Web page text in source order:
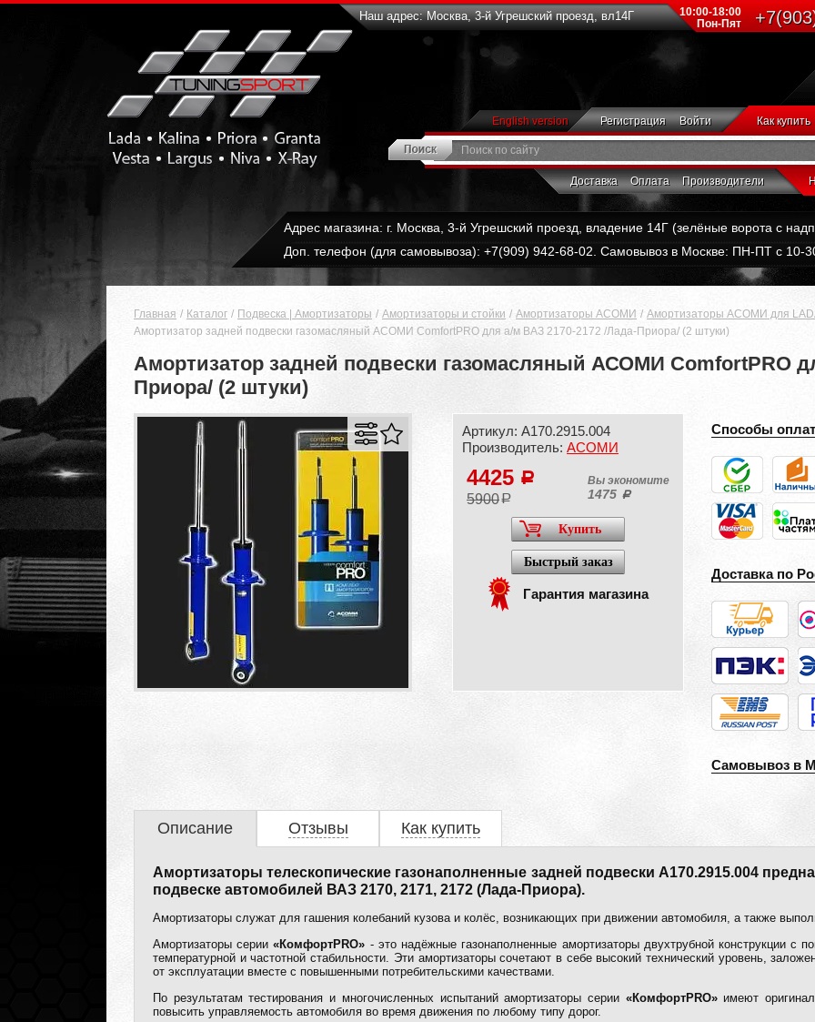
Наш адрес: Москва, 3-й Угрешский проезд, вл14Г
10:00-18:00
Пон-Пят
English version Регистрация Войти Как купить
Доставка Оплата Производители
Адрес магазина: г. Москва, 3-й Угрешский проезд, владение 14Г (зелёные ворота с
Доп. телефон (для самовывоза): +7(909) 942-68-02. Самовывоз в Москве: ПН-ПТ с 10-
Главная Каталог Подвеска | Амортизаторы Амортизаторы и стойки Амортизаторы АСОМИ
Амортизаторы АСОМИ для
Амортизатор задней подвески газомасляный АСОМИ ComfortPRO для а/м ВАЗ 2170-2172 /Лада-Приора/ (2 штуки)
Амортизатор задней подвески газомасляный АСОМИ ComfortPRO
Приора/ (2 штуки)
Артикул: А170.2915.004
Производитель: АСОМИ
Вы экономите
1475 a
4425 a
5900a
Купить
Быстрый заказ
Гарантия магазина
Способы
Доставка по
Самовывоз в
Описание Отзывы Как купить
Амортизаторы телескопические газонаполненные задней подвески А170.2915.004
подвеске автомобилей ВАЗ 2170, 2171, 2172 (Лада-Приора).
Амортизаторы служат для гашения колебаний кузова и колёс, возникающих при движении автомобиля, а также
Амортизаторы серии«КомфортPRO» - это надёжные газонаполненные амортизаторы двухтрубной конструкции с
температурной и частотной стабильности. Эти амортизаторы сочетают в себе высокий технический уровень,
от эксплуатации вместе с повышенными потребительскими качествами.
По результатам тестирования и многочисленных испытаний амортизаторы серии «КомфортPRO»имеют
повысить управляемость автомобиля во время движения по любому типу дорог.